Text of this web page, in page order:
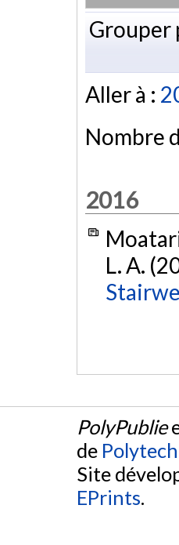
Grouper
Aller à :
Nombre
2016
L. A.
PolyPublie
de
Site
EPrints.